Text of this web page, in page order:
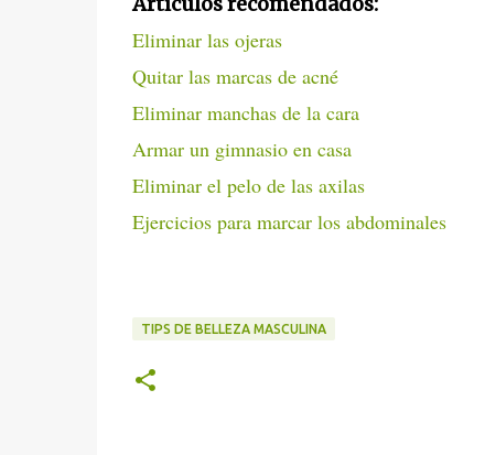
Eliminar las ojeras
Quitar las marcas de acné
Eliminar manchas de la cara
Armar un gimnasio en casa
Eliminar el pelo de las axilas
Ejercicios para marcar los abdominales
TIPS DE BELLEZA MASCULINA